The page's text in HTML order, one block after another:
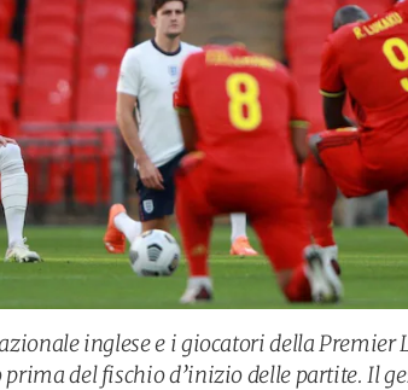
inglese e i giocatori della Premier
del fischio d’inizio delle partite. Il